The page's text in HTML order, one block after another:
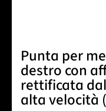
Punta per
destro con
rettificata
alta velocità